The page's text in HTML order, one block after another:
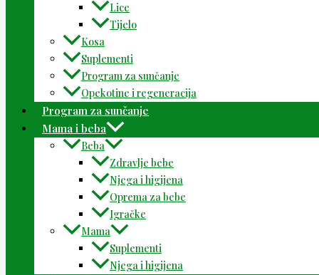
Lice
Tijelo
Kosa
Suplementi
Program za sunčanje
Opekotine i regeneracija
Program za sunčanje
Mama i beba
Beba
Zdravlje bebe
Njega i higijena
Oprema za bebe
Igračke
Mama
Suplementi
Njega i higijena